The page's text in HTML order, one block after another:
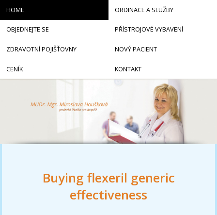
Buying flexeril generic
effectiveness
HOME ORDINACE A SLUŽBY
OBJEDNEJTE SE PŘÍSTROJOVÉ VYBAVENÍ
ZDRAVOTNÍ POJIŠŤOVNY NOVÝ PACIENT
CENÍK KONTAKT